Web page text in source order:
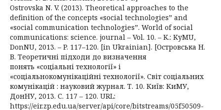
Ostrovska N. V. (2013). Theoretical approaches to the
definition of the concepts «social technologies” and
«social communication technologies”. World of social
communications: science. journal – Vol. 10. – K.: KyMU,
DonNU, 2013. – P. 117–120. [in Ukrainian]. [Островська Н.
В. Теоретичні підходи до визначення
понять «соціальні технології» і
«соціальнокомунікаційні технології». Світ соціальних
комунікацій : науковий журнал. Т. 10. Київ: КиМУ,
ДонНУ, 2013. С. 117 – 120. URL:
https://eir.zp.edu.ua/server/api/core/bitstreams/05f50509-